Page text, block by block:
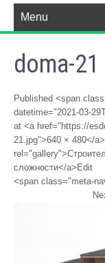
Menu
doma-21
Published <span
datetime="2021-03-
at <a href="https://
21.jpg">640 × 480</
сложности</a>Edit
<span class="meta-